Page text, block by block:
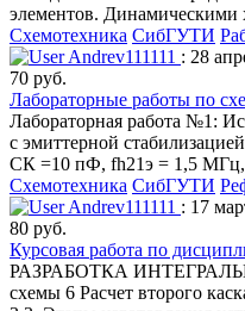
элементов. Динамическими
Схемотехника СибГУТИ
Andrev111111 : 28
70 руб.
Лабораторные работы по
Лабораторная работа №1:
с эмиттерной
СК =10 пФ, fh21э = 1,5 МГц,
Схемотехника СибГУТИ
Andrev111111 : 17
80 руб.
Курсовая работа по
РАЗРАБОТКА
схемы 6 Расчет второго